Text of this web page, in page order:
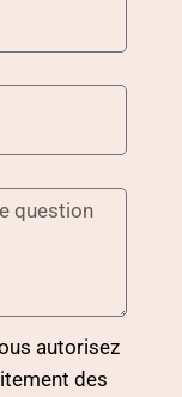
autorisez
des